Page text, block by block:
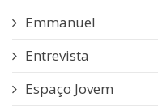
Emmanuel
Entrevista
Espaço Jovem